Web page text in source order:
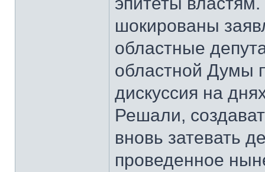
шокированы
областные
областной Думы
дискуссия на
Решали,
вновь затевать
проведенное